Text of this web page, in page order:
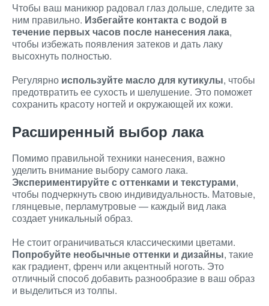
Чтобы ваш маникюр радовал глаз дольше, следите за
ним правильно. Избегайте контакта с водой в
течение первых часов после нанесения лака,
чтобы избежать появления затеков и дать лаку
высохнуть полностью.
Регулярно используйте масло для кутикулы, чтобы
предотвратить ее сухость и шелушение. Это поможет
сохранить красоту ногтей и окружающей их кожи.
Расширенный выбор лака
Помимо правильной техники нанесения, важно
уделить внимание выбору самого лака.
Экспериментируйте с оттенками и текстурами,
чтобы подчеркнуть свою индивидуальность. Матовые,
глянцевые, перламутровые — каждый вид лака
создает уникальный образ.
Не стоит ограничиваться классическими цветами.
Попробуйте необычные оттенки и дизайны, такие
как градиент, френч или акцентный ноготь. Это
отличный способ добавить разнообразие в ваш образ
и выделиться из толпы.